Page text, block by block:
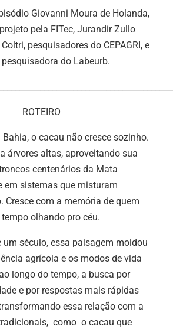
Giovanni Moura de Holanda,
pela FITec, Jurandir Zullo
pesquisadores do CEPAGRI, e
do Labeurb.
ROTEIRO
o cacau não cresce sozinho.
árvores altas, aproveitando sua
centenários da Mata
em sistemas que misturam
Cresce com a memória de quem
olhando pro céu.
um século, essa paisagem moldou
agrícola e os modos de vida
longo do tempo, a busca por
e por respostas mais rápidas
essa relação com a
como o cacau que